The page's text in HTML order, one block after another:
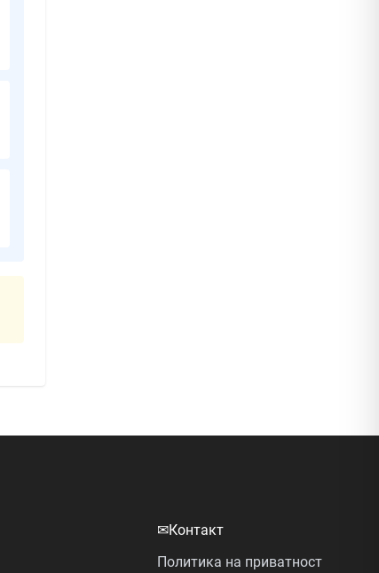
✉Контакт
Политика на приватност